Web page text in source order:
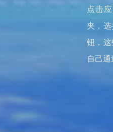
点击
夹，
钮，
自己